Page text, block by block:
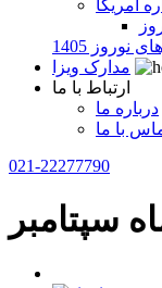
آمریکا
نوروز 1405
مدارک ویزا
ارتباط با ما
درباره ما
با ما
021-22277790
سپتامبر